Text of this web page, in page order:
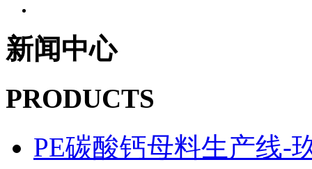
新闻中心
PRODUCTS
PE碳酸钙母料生产线-